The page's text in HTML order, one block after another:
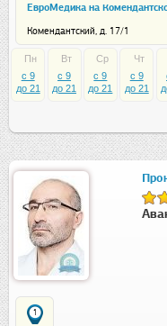
ЕвроМедика на
Комендантский, д. 17/1
Пн
c 9
до 21
Вт
c 9
до 21
Ср
c 9
до 21
Чт
c 9
до 21
1